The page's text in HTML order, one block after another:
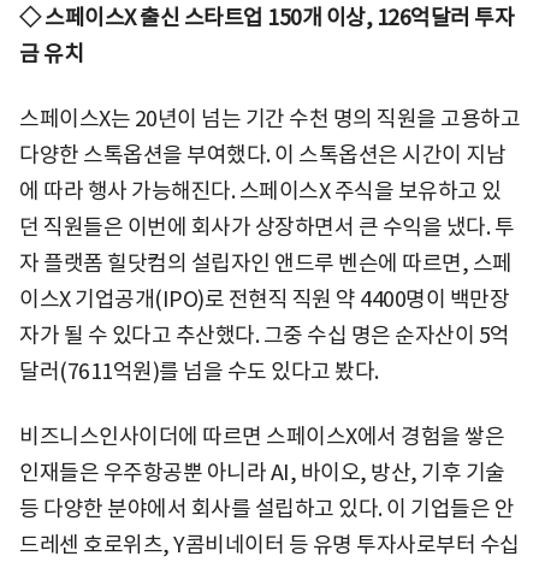
◇ 스페이스X 출신 스타트업 150개 이상, 126억달러 투자
금 유치
스페이스X는 20년이 넘는 기간 수천 명의 직원을 고용하고
다양한 스톡옵션을 부여했다. 이 스톡옵션은 시간이 지남
에 따라 행사 가능해진다. 스페이스X 주식을 보유하고 있
던 직원들은 이번에 회사가 상장하면서 큰 수익을 냈다. 투
자 플랫폼 힐닷컴의 설립자인 앤드루 벤슨에 따르면, 스페
이스X 기업공개(IPO)로 전현직 직원 약 4400명이 백만장
자가 될 수 있다고 추산했다. 그중 수십 명은 순자산이 5억
달러(7611억원)를 넘을 수도 있다고 봤다.
비즈니스인사이더에 따르면 스페이스X에서 경험을 쌓은
인재들은 우주항공뿐 아니라 AI, 바이오, 방산, 기후 기술
등 다양한 분야에서 회사를 설립하고 있다. 이 기업들은 안
드레센 호로위츠, Y콤비네이터 등 유명 투자사로부터 수십